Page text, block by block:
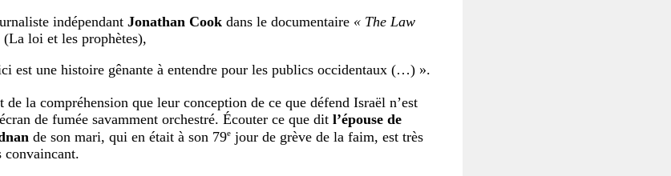
indépendant Jonathan Cook dans le documentaire « The Law
(La loi et les prophètes),
est une histoire gênante à entendre pour les publics occidentaux (…) ».
de la compréhension que leur conception de ce que défend Israël n’est
de fumée savamment orchestré. Écouter ce que dit l’épouse de
de son mari, qui en était à son 79e jour de grève de la faim, est très
convaincant.